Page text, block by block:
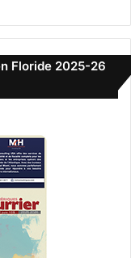
Floride 2025-26